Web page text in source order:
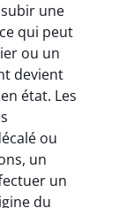
une
qui peut
ou un
devient
état. Les
ou
un
un
du